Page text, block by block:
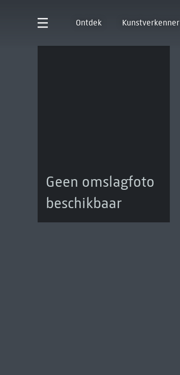
Ontdek Kunstverkenner
Geen omslagfoto
beschikbaar